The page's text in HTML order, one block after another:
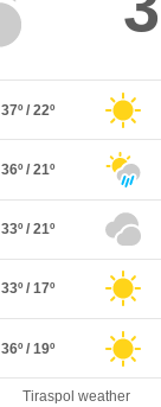
37º / 22º
36º / 21º
33º / 21º
33º / 17º
36º / 19º
Tiraspol weather